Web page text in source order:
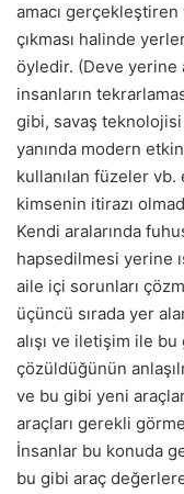
amacı
çıkması halinde
öyledir. (Deve yerine
insanların
gibi, savaş
yanında modern
kullanılan füzeler
kimsenin itirazı
Kendi aralarında
hapsedilmesi yerine
aile içi sorunları
üçüncü sırada yer
alışı ve iletişim ile
çözüldüğünün
ve bu gibi yeni
araçları gerekli
İnsanlar bu konuda
bu gibi araç